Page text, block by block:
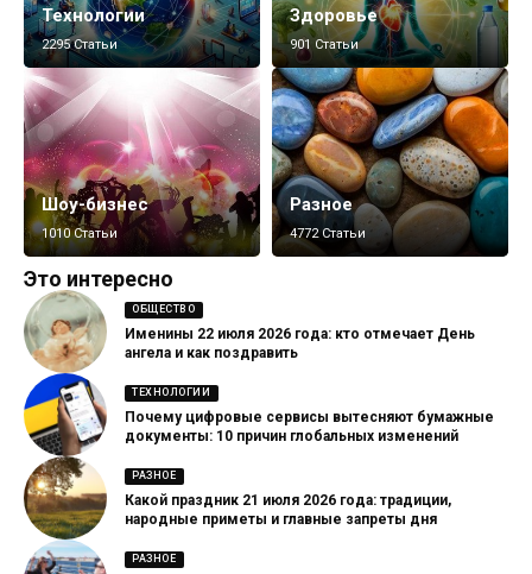
Технологии
2295 Статьи
Здоровье
901 Статьи
Шоу-бизнес
1010 Статьи
Разное
4772 Статьи
Это интересно
ОБЩЕСТВО
Именины 22 июля 2026 года: кто отмечает День
ангела и как поздравить
ТЕХНОЛОГИИ
Почему цифровые сервисы вытесняют бумажные
документы: 10 причин глобальных изменений
РАЗНОЕ
Какой праздник 21 июля 2026 года: традиции,
народные приметы и главные запреты дня
РАЗНОЕ